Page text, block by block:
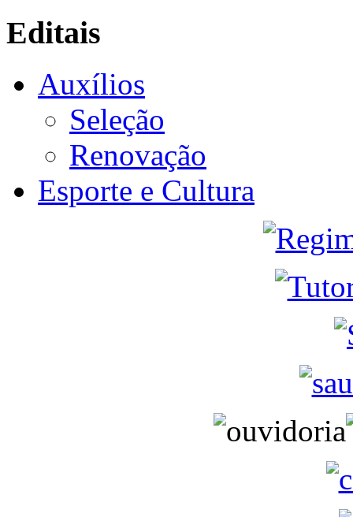
Editais
Auxílios
Seleção
Renovação
Esporte e Cultura